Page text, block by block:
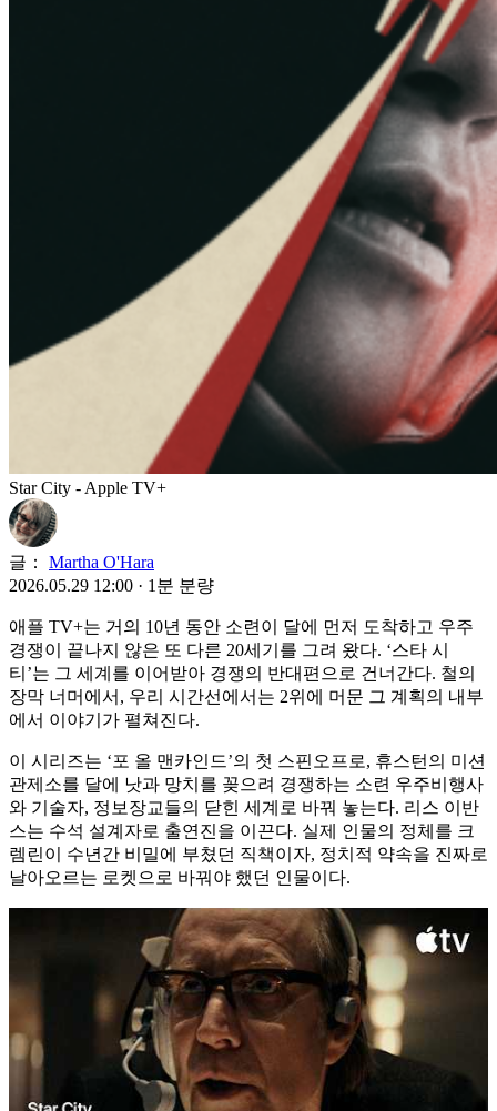
Star City - Apple TV+
글：
Martha O'Hara
2026.05.29 12:00 · 1분 분량
애플 TV+는 거의 10년 동안 소련이 달에 먼저 도착하고 우주
경쟁이 끝나지 않은 또 다른 20세기를 그려 왔다. ‘스타 시
티’는 그 세계를 이어받아 경쟁의 반대편으로 건너간다. 철의
장막 너머에서, 우리 시간선에서는 2위에 머문 그 계획의 내부
에서 이야기가 펼쳐진다.
이 시리즈는 ‘포 올 맨카인드’의 첫 스핀오프로, 휴스턴의 미션
관제소를 달에 낫과 망치를 꽂으려 경쟁하는 소련 우주비행사
와 기술자, 정보장교들의 닫힌 세계로 바꿔 놓는다. 리스 이반
스는 수석 설계자로 출연진을 이끈다. 실제 인물의 정체를 크
렘린이 수년간 비밀에 부쳤던 직책이자, 정치적 약속을 진짜로
날아오르는 로켓으로 바꿔야 했던 인물이다.